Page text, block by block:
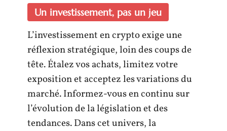
Un investissement, pas un jeu
L’investissement en crypto exige une
réflexion stratégique, loin des coups de
tête. Étalez vos achats, limitez votre
exposition et acceptez les variations du
marché. Informez-vous en continu sur
l’évolution de la législation et des
tendances. Dans cet univers, la